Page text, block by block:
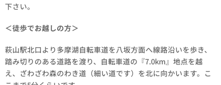
下さい。
＜徒歩でお越しの方＞
萩山駅北口より多摩湖自転車道を八坂方面へ線路沿いを歩き、
踏み切りのある道路を渡り、自転車道の『7.0km』地点を越
え、ざわざわ森のわき道（細い道です）を北に向かいます。こ